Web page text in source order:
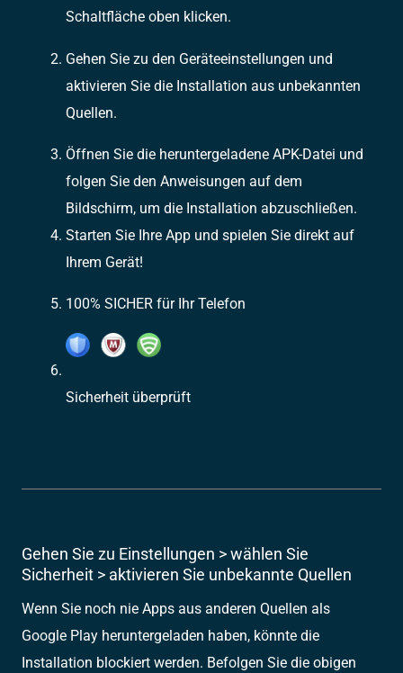
Schaltfläche oben klicken.
Gehen Sie zu den Geräteeinstellungen und
aktivieren Sie die Installation aus unbekannten
Quellen.
Öffnen Sie die heruntergeladene APK-Datei und
folgen Sie den Anweisungen auf dem
Bildschirm, um die Installation abzuschließen.
Starten Sie Ihre App und spielen Sie direkt auf
Ihrem Gerät!
100% SICHER für Ihr Telefon
Sicherheit überprüft
Gehen Sie zu Einstellungen > wählen Sie
Sicherheit > aktivieren Sie unbekannte Quellen
Wenn Sie noch nie Apps aus anderen Quellen als
Google Play heruntergeladen haben, könnte die
Installation blockiert werden. Befolgen Sie die obigen